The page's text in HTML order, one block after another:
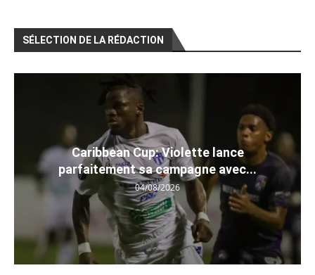
SÉLECTION DE LA RÉDACTION
Caribbean Cup: Violette lance
parfaitement sa campagne avec...
04/08/2026